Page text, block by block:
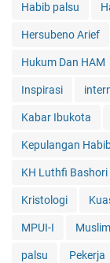
Habib palsu
Hersubeno Arief
Hukum Dan HAM
Inspirasi
Kabar Ibukota
Kepulangan
KH Luthfi Bashori
Kristologi
MPUI-I
palsu Pekerja